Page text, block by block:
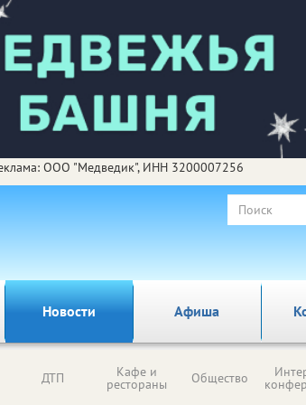
ООО "Медведик", ИНН 3200007256
Новости Афиша
ДТП Кафе и
рестораны Общество